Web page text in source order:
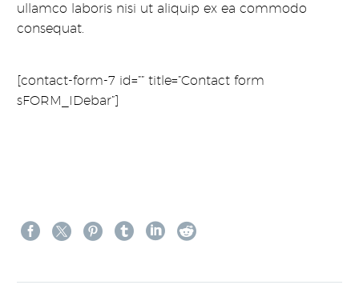
ullamco laboris nisi ut aliquip ex ea commodo
consequat.
[contact-form-7 id=”” title=”Contact form
sFORM_IDebar”]